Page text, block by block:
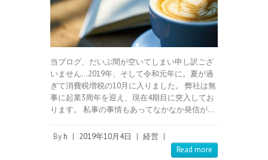
当ブログ、だいぶ間が空いてしまい申し訳ござ
いません…2019年、そして令和元年に。夏が過
ぎて消費税増税の10月に入りました。 弊社は無
事に起業3周年を迎え、現在4期目に突入してお
ります。 私事の事情もあってなかなか発信が…
By h | 2019年10月4日 | 経営 |
Read more